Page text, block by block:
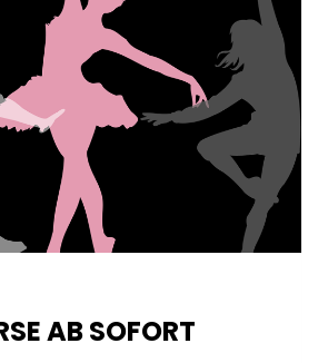
AB SOFORT